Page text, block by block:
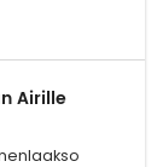
Airille